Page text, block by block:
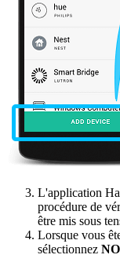
L'application
procédure de
être mis sous
Lorsque vous
sélectionnez